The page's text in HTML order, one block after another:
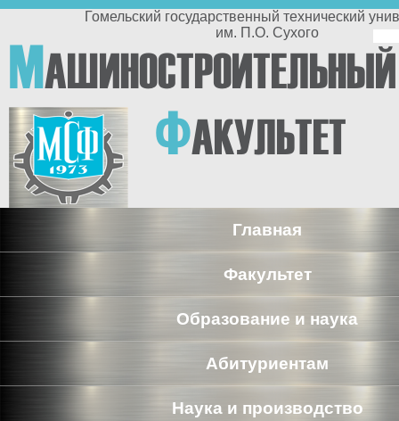
Перейти к основному содержанию
Гомельский государственный технический университет
им. П.О. Сухого
МАШИНОСТРОИТЕЛЬНЫЙ
ФАКУЛЬТЕТ
Главная
Факультет
Образование и наука
Абитуриентам
Наука и производство